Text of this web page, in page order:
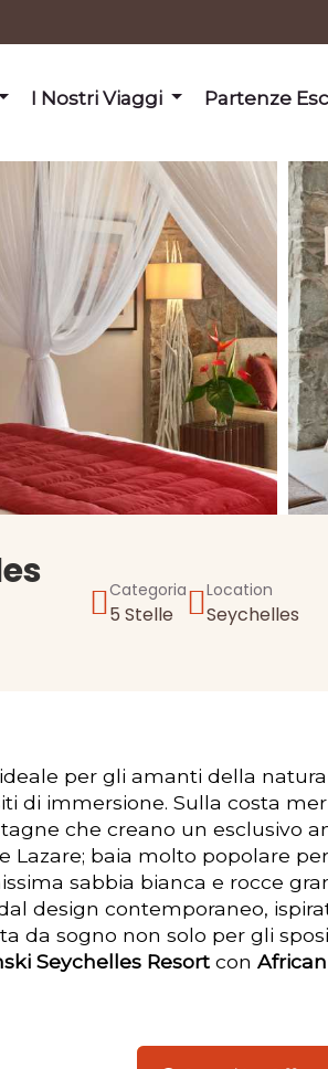
I Nostri Viaggi Partenze
Categoria
5 Stelle
Location
Seychelles
per gli amanti della
di immersione. Sulla costa
che creano un esclusivo
Lazare; baia molto popolare
sabbia bianca e rocce
design contemporaneo,
da sogno non solo per gli
Seychelles Resort con